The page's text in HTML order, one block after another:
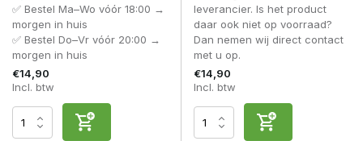
✅ Bestel Ma–Wo vóór 18:00 →
morgen in huis
✅ Bestel Do–Vr vóór 20:00 →
morgen in huis
€14,90
Incl. btw
leverancier. Is het product
daar ook niet op voorraad?
Dan nemen wij direct contact
met u op.
€14,90
Incl. btw